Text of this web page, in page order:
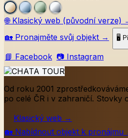
🌐 Klasický web (původní verze)
🏡 Pronajměte svůj objekt → 🖥️
📘 Facebook 📷 Instagram
Od roku 2001
po celé ČR i v zahraničí. Stovky
Klasický web →
🏡 Nabídnout objekt k pronájmu